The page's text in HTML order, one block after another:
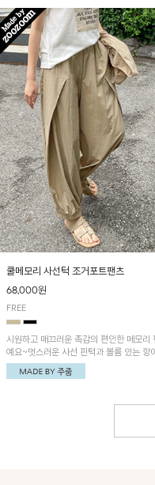
쿨메모리 사선턱 조거포트팬츠
68,000원
FREE
시원하고 매끄러운 촉감의 편안한 메모리
예요~멋스러운 사선 핀턱과 볼륨 있는 항
핏이 유니크한 아이템!